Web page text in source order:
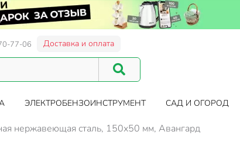
77-06 Доставка и оплата
ЭЛЕКТРОБЕНЗОИНСТРУМЕНТ САД И ОГОРОД
нержавеющая сталь, 150х50 мм, Авангард